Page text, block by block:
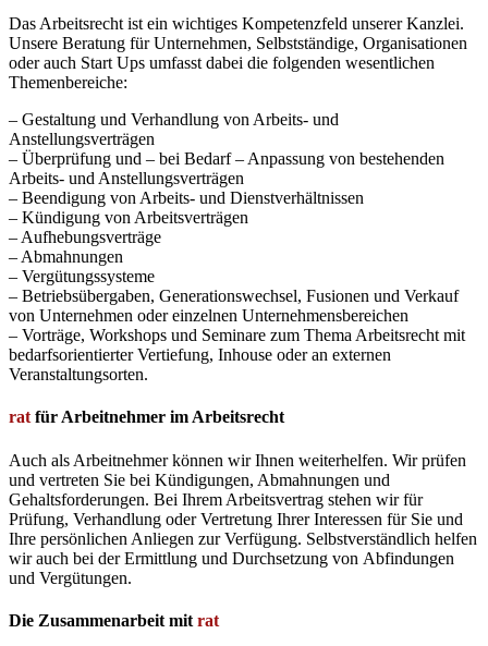
Das Arbeitsrecht ist ein wichtiges Kompetenzfeld unserer Kanzlei.
Unsere Beratung für Unternehmen, Selbstständige, Organisationen
oder auch Start Ups umfasst dabei die folgenden wesentlichen
Themenbereiche:
– Gestaltung und Verhandlung von Arbeits- und
Anstellungsverträgen
– Überprüfung und – bei Bedarf – Anpassung von bestehenden
Arbeits- und Anstellungsverträgen
– Beendigung von Arbeits- und Dienstverhältnissen
– Kündigung von Arbeitsverträgen
– Aufhebungsverträge
– Abmahnungen
– Vergütungssysteme
– Betriebsübergaben, Generationswechsel, Fusionen und Verkauf
von Unternehmen oder einzelnen Unternehmensbereichen
– Vorträge, Workshops und Seminare zum Thema Arbeitsrecht mit
bedarfsorientierter Vertiefung, Inhouse oder an externen
Veranstaltungsorten.
ratfür Arbeitnehmer im Arbeitsrecht
Auch als Arbeitnehmer können wir Ihnen weiterhelfen. Wir prüfen
und vertreten Sie bei Kündigungen, Abmahnungen und
Gehaltsforderungen. Bei Ihrem Arbeitsvertrag stehen wir für
Prüfung, Verhandlung oder Vertretung Ihrer Interessen für Sie und
Ihre persönlichen Anliegen zur Verfügung. Selbstverständlich helfen
wir auch bei der Ermittlung und Durchsetzung von Abfindungen
und Vergütungen.
Die Zusammenarbeit mit rat